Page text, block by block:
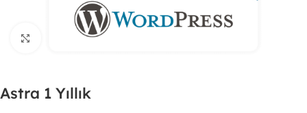
Click to enlarge
Astra 1 Yıllık